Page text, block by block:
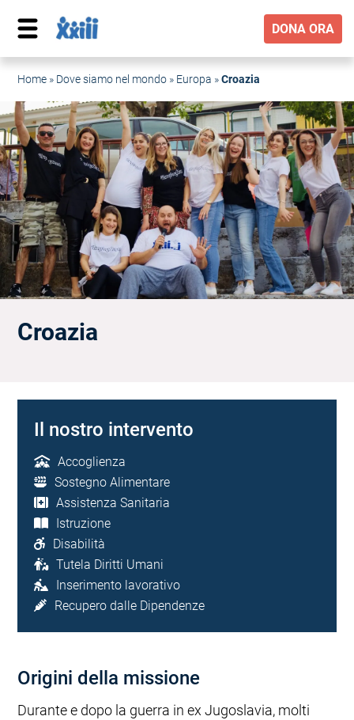
DONA ORA
Home » Dove siamo nel mondo » Europa »Croazia
Croazia
Il nostro intervento
Accoglienza
Sostegno Alimentare
Assistenza Sanitaria
Istruzione
Disabilità
Tutela Diritti Umani
Inserimento lavorativo
Recupero dalle Dipendenze
Origini della missione
Durante e dopo la guerra in ex Jugoslavia, molti